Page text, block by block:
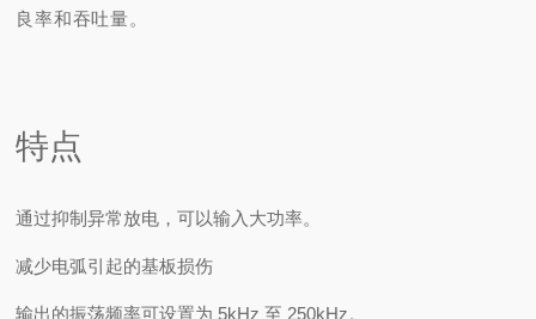
良率和吞吐量。
特点
通过抑制异常放电，可以输入大功率。
减少电弧引起的基板损伤
输出的振荡频率可设置为 5kHz 至 250kHz。